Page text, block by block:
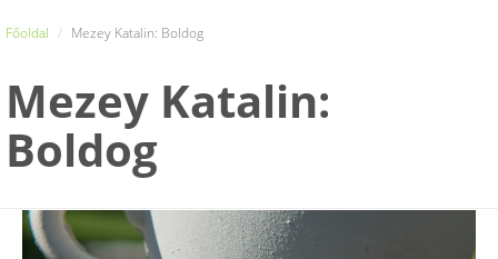
Főoldal Mezey Katalin: Boldog
Mezey Katalin:
Boldog